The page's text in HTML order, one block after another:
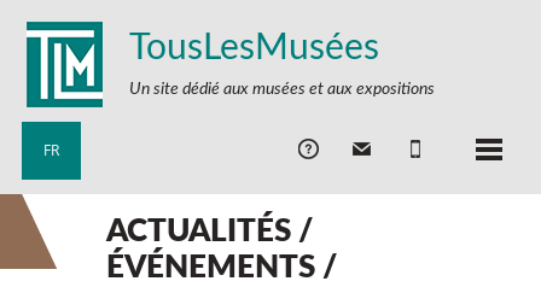
TousLesMusées
Un site dédié aux musées et aux expositions
FR
ACTUALITÉS /
ÉVÉNEMENTS /